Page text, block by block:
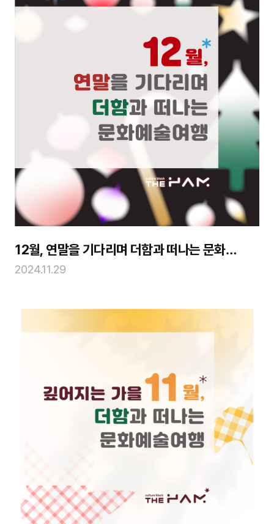
12월, 연말을 기다리며 더함과 떠나는 문화예
술여행
2024.11.29